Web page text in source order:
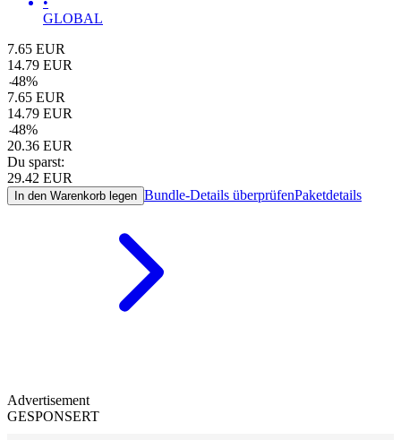
GLOBAL
7.65 EUR
14.79 EUR
-48%
7.65 EUR
14.79 EUR
-48%
20.36 EUR
Du sparst:
29.42 EUR
In den Warenkorb legen Bundle-Details überprüfenPaketdetails
Advertisement
GESPONSERT